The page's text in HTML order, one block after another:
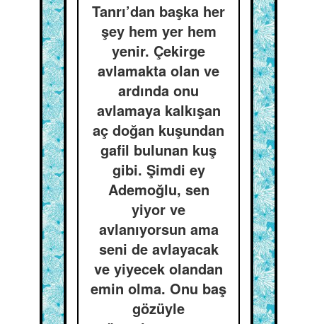
Tanrı’dan başka her
şey hem yer hem
yenir. Çekirge
avlamakta olan ve
ardında onu
avlamaya kalkışan
aç doğan kuşundan
gafil bulunan kuş
gibi. Şimdi ey
Ademoğlu, sen
yiyor ve
avlanıyorsun ama
seni de avlayacak
ve yiyecek olandan
emin olma. Onu baş
gözüyle